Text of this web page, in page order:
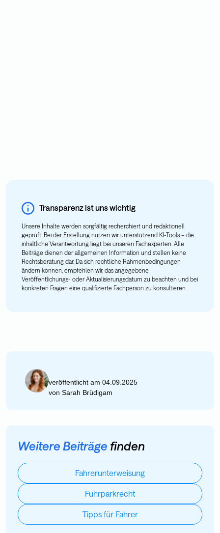
Transparenz ist uns wichtig
Unsere Inhalte werden sorgfältig recherchiert und redaktionell
geprüft. Bei der Erstellung nutzen wir unterstützend KI-Tools – die
inhaltliche Verantwortung liegt bei unseren Fachexperten. Alle
Beiträge dienen der allgemeinen Information und stellen keine
Rechtsberatung dar. Da sich rechtliche Rahmenbedingungen
ändern können, empfehlen wir, das angegebene
Veröffentlichungs- oder Aktualisierungsdatum zu beachten und bei
konkreten Fragen eine qualifizierte Fachperson zu konsultieren.
veröffentlicht am 04.09.2025
von Sarah Brüdigam
Weitere Beiträge finden
Fahrerunterweisung
Fuhrparkrecht
Tipps für Fahrer